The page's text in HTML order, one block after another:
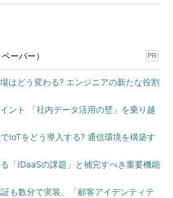
ーパー） PR
はどう変わる? エンジニアの新たな役割
ント 「社内データ活用の壁」を乗り越
IoTをどう導入する? 通信環境を構築す
「IDaaSの課題」と補完すべき重要機能
も数分で実装、「顧客アイデンティテ